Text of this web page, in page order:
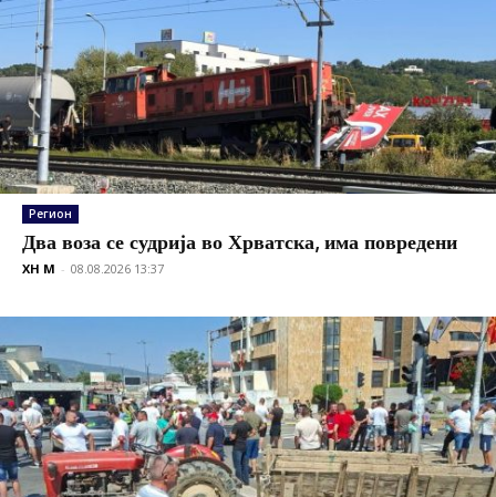
Регион
Два воза се судрија во Хрватска, има повредени
XH M - 08.08.2026 13:37